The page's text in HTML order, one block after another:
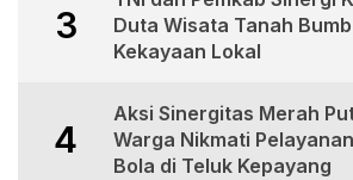
3
Duta Wisata Tanah
Kekayaan Lokal
4
Aksi Sinergitas Merah
Warga Nikmati
Bola di Teluk Kepayang